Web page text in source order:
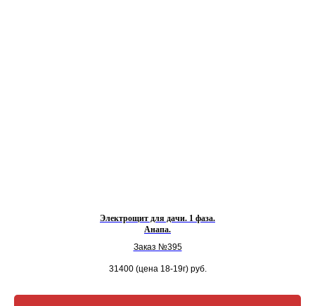
Электрощит для дачи. 1 фаза.
Анапа.
Заказ №395
31400 (цена 18-19г) руб.